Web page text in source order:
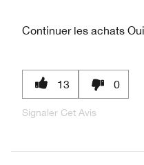
Continuer les achats
13 0
Signaler Cet Avis